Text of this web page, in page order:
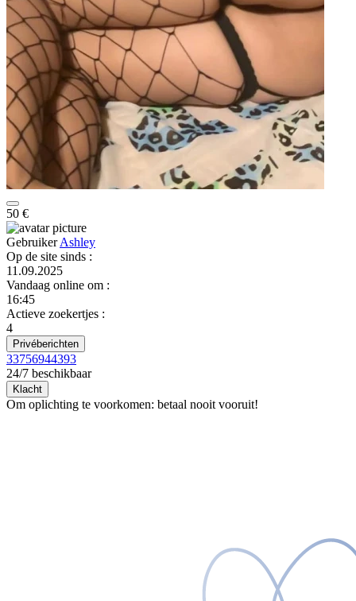
50 €
GebruikerAshley
Op de site sinds :
11.09.2025
Vandaag online om :
16:45
Actieve zoekertjes :
4
Privéberichten
33756944393
24/7 beschikbaar
Klacht
Om oplichting te voorkomen: betaal nooit vooruit!